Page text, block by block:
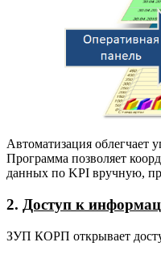
Автоматизация облегчает
Программа позволяет
данных по KPI вручную,
2. Доступ к
ЗУП КОРП открывает